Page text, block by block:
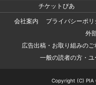
チケットぴあ
会社案内
プライバシーポリ
外
広告出稿・お取り組みの
一般の読者の方・
Copyright (C) PIA